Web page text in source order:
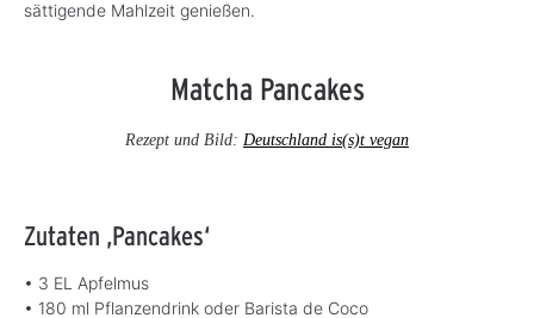
sättigende Mahlzeit genießen.
Matcha Pancakes
Rezept und Bild: Deutschland is(s)t vegan
Zutaten ‚Pancakes‘
• 3 EL Apfelmus
• 180 ml Pflanzendrink oder Barista de Coco